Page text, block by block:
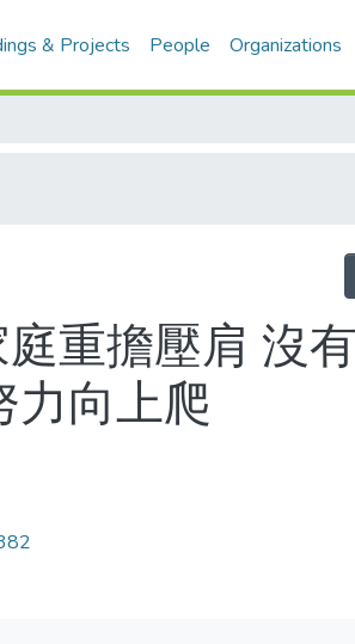
& Projects People Organizations
重擔壓肩 沒
力向上爬